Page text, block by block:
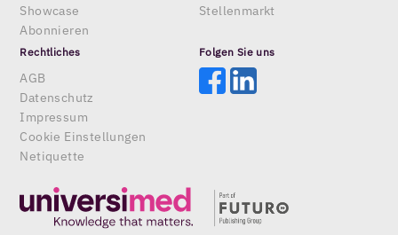
Showcase
Abonnieren
Stellenmarkt
Rechtliches
AGB
Datenschutz
Impressum
Cookie Einstellungen
Netiquette
Folgen Sie uns